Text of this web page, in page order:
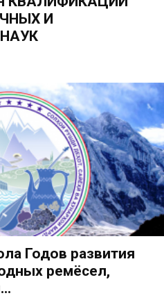
И
Годов развития
ремёсел,